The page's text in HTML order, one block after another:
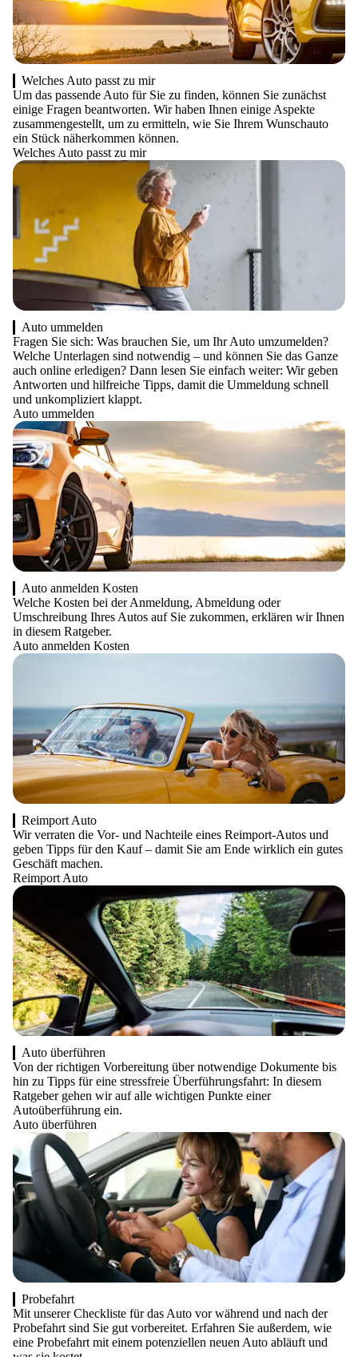
Welches Auto passt zu mir
Um das passende Auto für Sie zu finden, können Sie zunächst
einige Fragen beantworten. Wir haben Ihnen einige Aspekte
zusammengestellt, um zu ermitteln, wie Sie Ihrem Wunschauto
ein Stück näherkommen können.
Welches Auto passt zu mir
Auto ummelden
Fragen Sie sich: Was brauchen Sie, um Ihr Auto umzumelden?
Welche Unterlagen sind notwendig – und können Sie das Ganze
auch online erledigen? Dann lesen Sie einfach weiter: Wir geben
Antworten und hilfreiche Tipps, damit die Ummeldung schnell
und unkompliziert klappt.
Auto ummelden
Auto anmelden Kosten
Welche Kosten bei der Anmeldung, Abmeldung oder
Umschreibung Ihres Autos auf Sie zukommen, erklären wir Ihnen
in diesem Ratgeber.
Auto anmelden Kosten
Reimport Auto
Wir verraten die Vor- und Nachteile eines Reimport-Autos und
geben Tipps für den Kauf – damit Sie am Ende wirklich ein gutes
Geschäft machen.
Reimport Auto
Auto überführen
Von der richtigen Vorbereitung über notwendige Dokumente bis
hin zu Tipps für eine stressfreie Überführungsfahrt: In diesem
Ratgeber gehen wir auf alle wichtigen Punkte einer
Autoüberführung ein.
Auto überführen
Probefahrt
Mit unserer Checkliste für das Auto vor während und nach der
Probefahrt sind Sie gut vorbereitet. Erfahren Sie außerdem, wie
eine Probefahrt mit einem potenziellen neuen Auto abläuft und